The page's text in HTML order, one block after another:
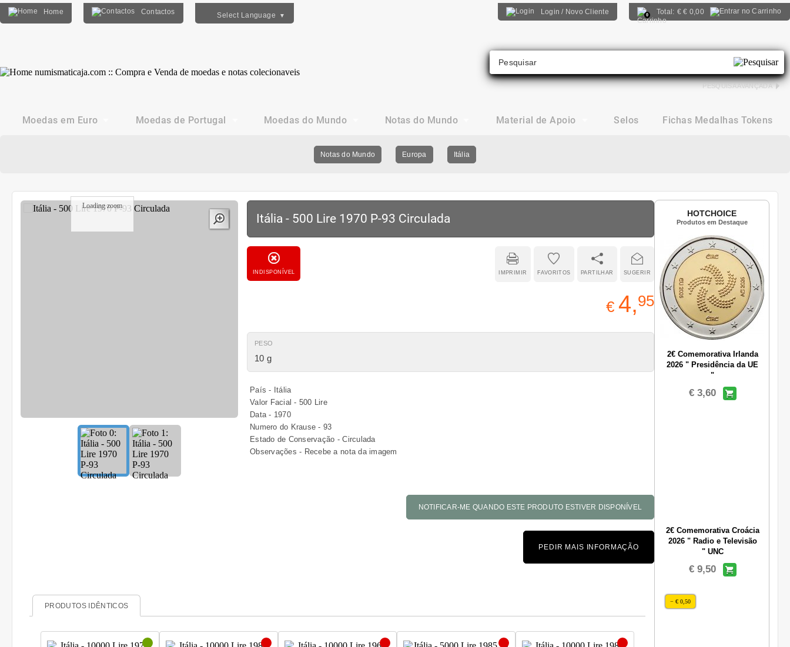
Home Contactos Select Language ▼ Login / Novo Cliente 0 Total: €€ 0,00
PESQUISA AVANÇADA
Moedas em Euro Moedas de Portugal Moedas do Mundo Notas do Mundo Material de Apoio Selos Fichas Medalhas Tokens
Notas do Mundo Europa Itália
Loading zoom
Itália - 500 Lire 1970 P-93 Circulada
INDISPONÍVEL SUGERIR
PARTILHAR
FAVORITOS
IMPRIMIR
€ 4,95
PESO
10 g
País - Itália
Valor Facial - 500 Lire
Data - 1970
Numero do Krause - 93
Estado de Conservação - Circulada
Observações - Recebe a nota da imagem
PEDIR MAIS INFORMAÇÃO
PRODUTOS IDÊNTICOS
HOTCHOICE
Produtos em Destaque
2€ Comemorativa Irlanda
2026 " Presidência da UE
"
€ 3,60
2€ Comemorativa Croácia
2026 " Radio e Televisão
" UNC
€ 9,50
− € 0,50